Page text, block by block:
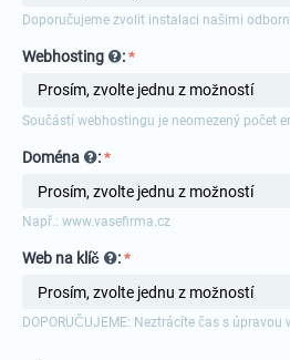
Doporučujeme zvolit instalaci našimi
Webhosting :
Součástí webhostingu je neomezený počet
Doména :
Např.: www.vasefirma.cz
Web na klíč :
DOPORUČUJEME: Neztrácíte čas s